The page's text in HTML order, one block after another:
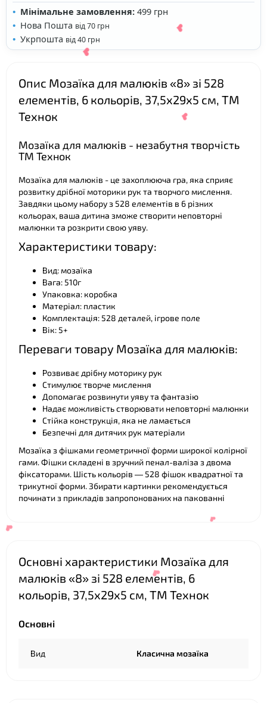
Мінімальне замовлення: 499 грн
Нова Пошта від 70 грн
Укрпошта від 40 грн
Опис Мозаїка для малюків «8» зі 528
елементів, 6 кольорів, 37,5х29х5 см, ТМ
Технок
Мозаїка для малюків - незабутня творчість
ТМ Технок
Мозаїка для малюків - це захоплююча гра, яка сприяє
розвитку дрібної моторики рук та творчого мислення.
Завдяки цьому набору з 528 елементів в 6 різних
кольорах, ваша дитина зможе створити неповторні
малюнки та розкрити свою уяву.
Характеристики товару:
Вид: мозаїка
Вага: 510г
Упаковка: коробка
Матеріал: пластик
Комплектація: 528 деталей, ігрове поле
Вік: 5+
Переваги товару Мозаїка для малюків:
Розвиває дрібну моторику рук
Стимулює творче мислення
Допомагає розвинути уяву та фантазію
Надає можливість створювати неповторні малюнки
Стійка конструкція, яка не ламається
Безпечні для дитячих рук матеріали
Мозаїка з фішками геометричної форми широкої колірної
гами. Фішки складені в зручний пенал-валіза з двома
фіксаторами. Шість кольорів — 528 фішок квадратної та
трикутної форми. Збирати картинки рекомендується
починати з прикладів запропонованих на пакованні
Основні характеристики Мозаїка для
малюків «8» зі 528 елементів, 6
кольорів, 37,5х29х5 см, ТМ Технок
Основні
Вид Класична мозаїка
❤
❤